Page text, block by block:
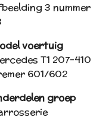
3 nummer
voertuig
T1 207-410
601/602
groep